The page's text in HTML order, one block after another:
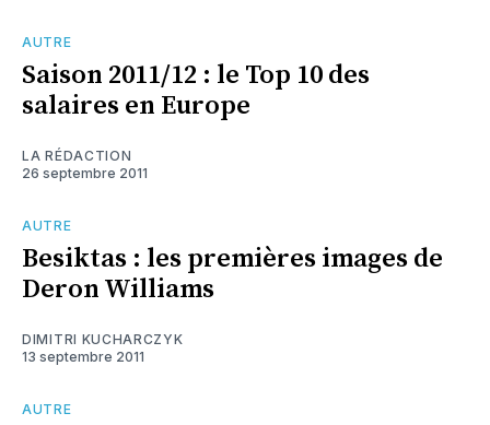
AUTRE
Saison 2011/12 : le Top 10 des
salaires en Europe
LA RÉDACTION
26 septembre 2011
AUTRE
Besiktas : les premières images de
Deron Williams
DIMITRI KUCHARCZYK
13 septembre 2011
AUTRE